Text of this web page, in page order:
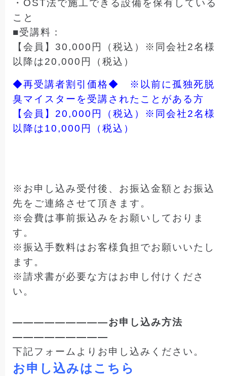
・OST法で施工できる設備を保有している
こと
■受講料：
【会員】30,000円（税込）※同会社2名様
以降は20,000円（税込）
◆再受講者割引価格◆ ※以前に孤独死脱
臭マイスターを受講されたことがある方
【会員】20,000円（税込）※同会社2名様
以降は10,000円（税込）
※お申し込み受付後、お振込金額とお振込
先をご連絡させて頂きます。
※会費は事前振込みをお願いしておりま
す。
※振込手数料はお客様負担でお願いいたし
ます。
※請求書が必要な方はお申し付けくださ
い。
—————————お申し込み方法
—————————
下記フォームよりお申し込みください。
お申し込みはこちら